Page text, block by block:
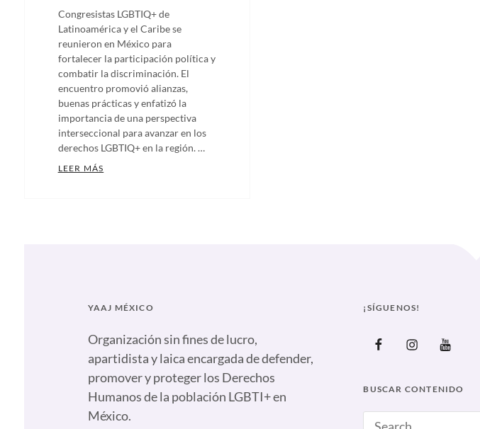
Congresistas LGBTIQ+ de
Latinoamérica y el Caribe se
reunieron en México para
fortalecer la participación política y
combatir la discriminación. El
encuentro promovió alianzas,
buenas prácticas y enfatizó la
importancia de una perspectiva
interseccional para avanzar en los
derechos LGBTIQ+ en la región. …
LEER MÁS
discriminación,
Anticapitalista,
Congresistas,
Congresistas
YAAJ MÉXICO
Organización sin fines de lucro,
apartidista y laica encargada de defender,
promover y proteger los Derechos
Humanos de la población LGBTI+ en
México.
¡SÍGUENOS!
FacebookInstagramYoutube
BUSCAR CONTENIDO
Search